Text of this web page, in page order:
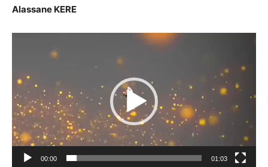
Alassane KERE
Lecteur
00:00 01:03